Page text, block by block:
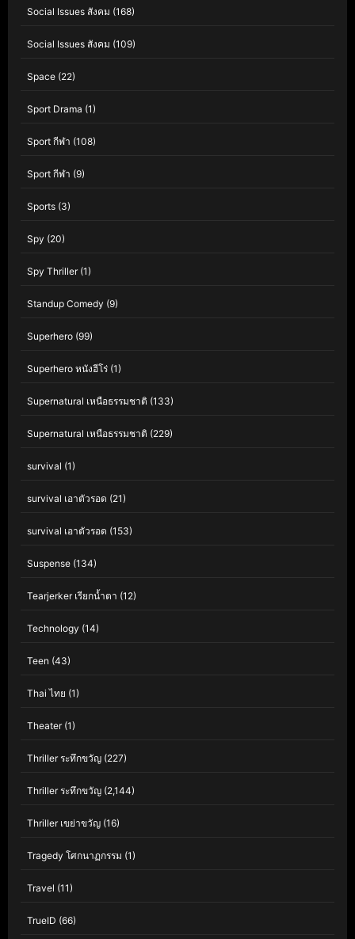
Social Issues สังคม (168)
Social Issues สังคม (109)
Space (22)
Sport Drama (1)
Sport กีฬา (108)
Sport กีฬา (9)
Sports (3)
Spy (20)
Spy Thriller(1)
Standup Comedy (9)
Superhero (99)
Superhero หนังฮีโร่ (1)
Supernatural เหนือธรรมชาติ (133)
Supernatural เหนือธรรมชาติ (229)
survival (1)
survival เอาตัวรอด (21)
survival เอาตัวรอด (153)
Suspense (134)
Tearjerker เรียกน้ำตา (12)
Technology (14)
Teen (43)
Thai ไทย (1)
Theater(1)
Thriller ระทึกขวัญ (227)
Thriller ระทึกขวัญ (2,144)
Thriller เขย่าขวัญ (16)
Tragedy โศกนาฏกรรม (1)
Travel (11)
TrueID (66)